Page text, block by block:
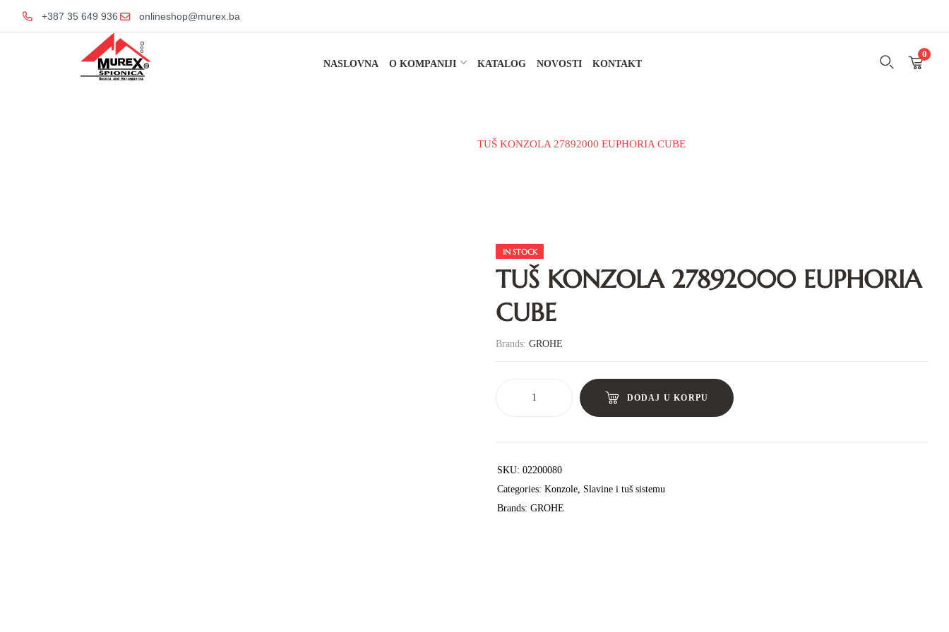
+387 35 649 936 onlineshop@murex.ba
NASLOVNA O KOMPANIJI KATALOG NOVOSTI KONTAKT
0
TUŠ KONZOLA 27892000 EUPHORIA CUBE
IN STOCK
TUŠ KONZOLA 27892000 EUPHORIA
CUBE
Brands: GROHE
DODAJ U KORPU
SKU: 02200080
Categories: Konzole, Slavine i tuš sistemu
Brands: GROHE